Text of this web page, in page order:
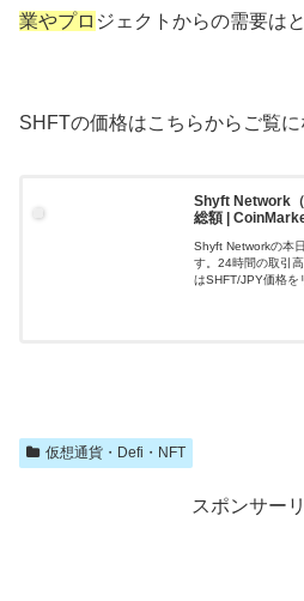
業やプロ ジェクトからの需要は
SHFTの価格はこちらからご覧に
Shyft Network
総額 |
Shyft Networkの本
す。24時間の取引
はSHFT/JPY価格を
仮想通貨・Defi・NFT
スポンサー